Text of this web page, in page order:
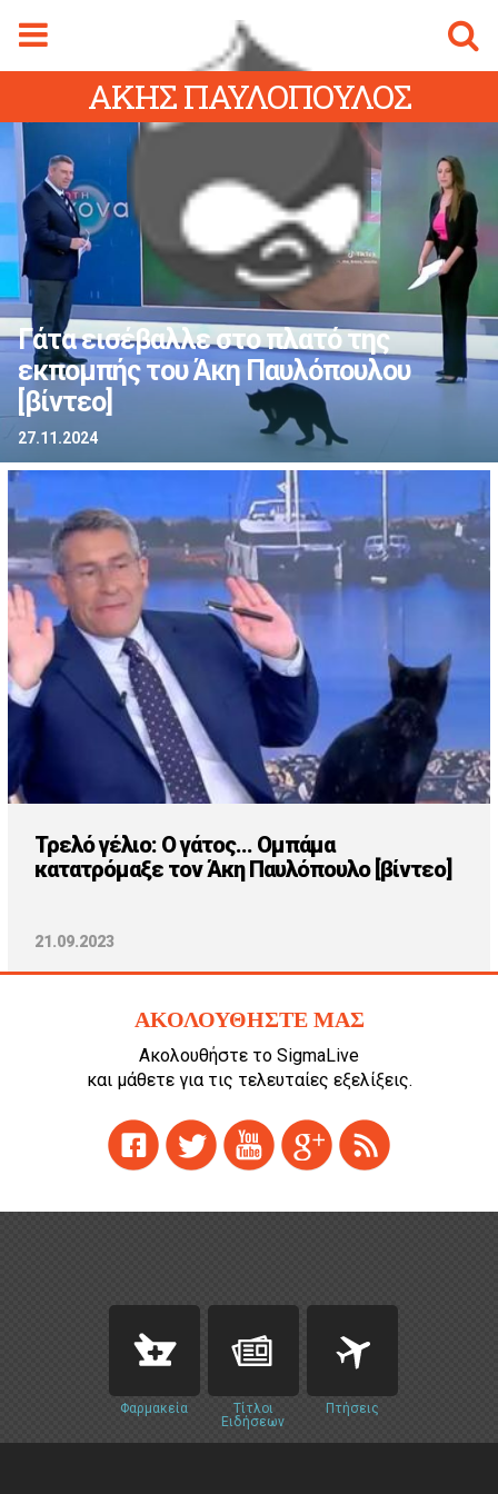
Magazine
Menu
Sigmalive
ΣΥΝΔΕΣΜΟΙ
Tv
Πρώτο
Style
Φόρμα αναζήτησης
ΑναζήτησηΑΚΗΣ ΠΑΥΛΟΠΟΥΛΟΣ
Γάτα εισέβαλλε στο πλατό της
εκπομπής του Άκη Παυλόπουλου
[βίντεο]
27.11.2024
Τρελό γέλιο: Ο γάτος... Ομπάμα
κατατρόμαξε τον Άκη Παυλόπουλο [βίντεο]
21.09.2023
ΑΚΟΛΟΥΘΗΣΤΕ ΜΑΣ
Ακολουθήστε το SigmaLive
και μάθετε για τις τελευταίες εξελίξεις.
Φαρμακεία
Τίτλοι
Ειδήσεων
Πτήσεις